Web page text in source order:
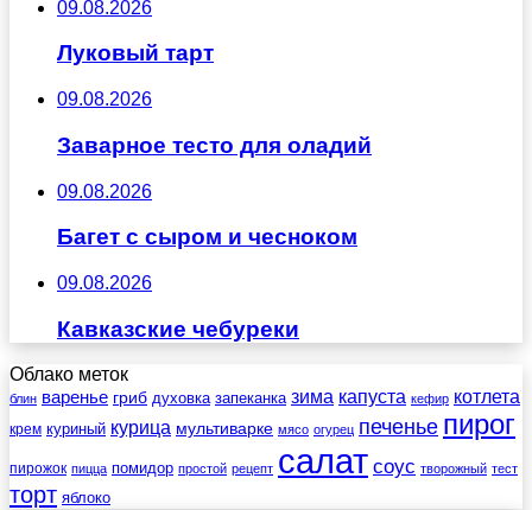
09.08.2026
Луковый тарт
09.08.2026
Заварное тесто для оладий
09.08.2026
Багет с сыром и чесноком
09.08.2026
Кавказские чебуреки
Облако меток
блин варенье гриб духовка запеканка зима капуста кефир котлета
крем куриный курица мультиварке мясо огурец печенье пирог
пирожок пицца помидор простой рецепт салат соус творожный тест
торт яблоко